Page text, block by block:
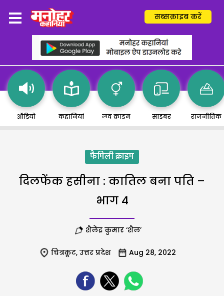
सब्सक्राइब करें
ऑडियो कहानियां लव क्राइम साइबर राजनीतिक
फैमिली क्राइम
दिलफेंक हसीना : कातिल बना पति –
भाग 4
शैलेंद्र कुमार ‘शैल’
चित्रकूट, उत्तर प्रदेश Aug 28, 2022